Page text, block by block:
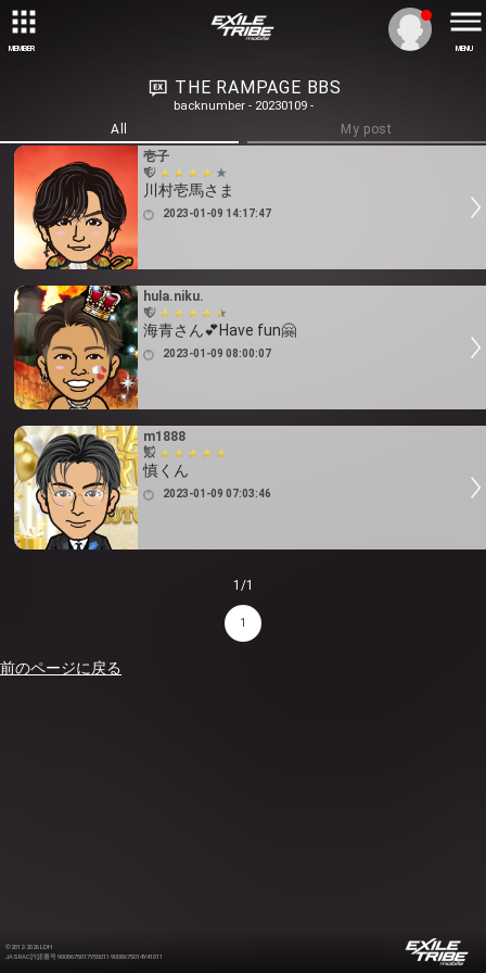
MEMBER MENU
THE RAMPAGE BBS
backnumber - 20230109 -
All
My post
壱子
川村壱馬さま
2023-01-09 14:17:47
hula.niku.
海青さん💕Have fun🤗
2023-01-09 08:00:07
m1888
慎くん
2023-01-09 07:03:46
1/1
1
前のページに戻る
©2012-2026 LDH
JASRAC許諾番号 9008675017Y55011 9008675014Y41011